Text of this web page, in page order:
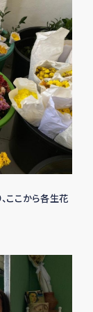
ここから各生花